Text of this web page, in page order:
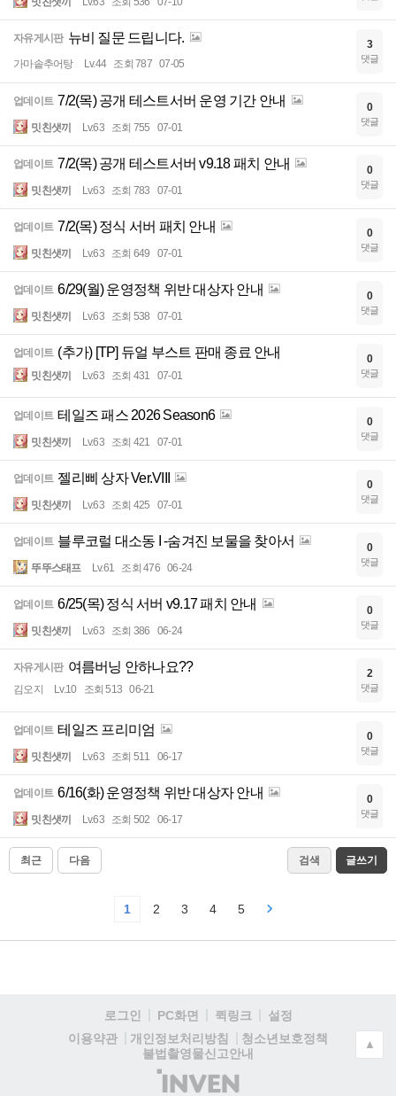
자유게시판 뉴비 질문 드립니다.
가마솥추어탕 Lv.44 조회 787 07-05
3
댓글
업데이트 7/2(목) 공개 테스트서버 운영 기간 안내
밋친샛끼 Lv.63 조회 755 07-01
0
댓글
업데이트 7/2(목) 공개 테스트서버 v9.18 패치 안내
밋친샛끼 Lv.63 조회 783 07-01
0
댓글
업데이트 7/2(목) 정식 서버 패치 안내
밋친샛끼 Lv.63 조회 649 07-01
0
댓글
업데이트 6/29(월) 운영정책 위반 대상자 안내
밋친샛끼 Lv.63 조회 538 07-01
0
댓글
업데이트 (추가) [TP] 듀얼 부스트 판매 종료 안내
밋친샛끼 Lv.63 조회 431 07-01
0
댓글
업데이트 테일즈 패스 2026 Season6
밋친샛끼 Lv.63 조회 421 07-01
0
댓글
업데이트 젤리삐 상자 Ver.VIII
밋친샛끼 Lv.63 조회 425 07-01
0
댓글
업데이트 블루코럴 대소동 I -숨겨진 보물을 찾아서
뚜뚜스태프 Lv.61 조회 476 06-24
0
댓글
업데이트 6/25(목) 정식 서버 v9.17 패치 안내
밋친샛끼 Lv.63 조회 386 06-24
0
댓글
자유게시판 여름버닝 안하나요??
김오지 Lv.10 조회 513 06-21
2
댓글
업데이트 테일즈 프리미엄
밋친샛끼 Lv.63 조회 511 06-17
0
댓글
업데이트 6/16(화) 운영정책 위반 대상자 안내
밋친샛끼 Lv.63 조회 502 06-17
0
댓글
최근 다음 검색 글쓰기
1 2 3 4 5
로그인 PC화면 퀵링크
설정
이용약관
개인정보처리방침
청소년보호정책
불법촬영물신고안내
(주)
▲